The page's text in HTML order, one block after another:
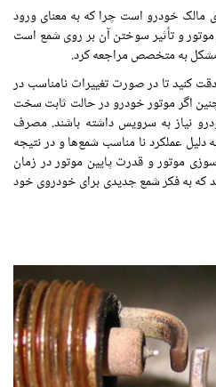
مالک خودرو است چرا که به معنای ورود
وتأثیرسوختن آن بر روی شمع است
بهمتخصصمراجعه کرد.
کنید تا درصورتتغییرات نامناسب در
اگر موتور خودرو در حالت ثابت سخت
نیاز به سرویس داشته باشند. مصرف
عملکرد نا مناسب شمع‌ها و در نتیجه
موتور و قدرت پایین موتور در زمان
که به فکر شمع جدیدی برای خودروی خود